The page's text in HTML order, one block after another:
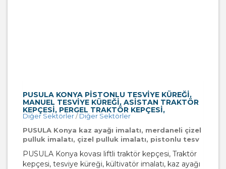
PUSULA KONYA PISTONLU TESVIYE KÜREĞI,
MANUEL TESVIYE KÜREĞI, ASISTAN TRAKTÖR
KEPÇESI, PERGEL TRAKTÖR KEPÇESI,
Diğer Sektörler/Diğer Sektörler
PUSULA Konya kaz ayağı imalatı, merdaneli çizel
pulluk imalatı, çizel pulluk imalatı, pistonlu tesv
PUSULA Konya kovası liftli traktör kepçesi, Traktör
kepçesi, tesviye küreği, kültivatör imalatı, kaz ayağı